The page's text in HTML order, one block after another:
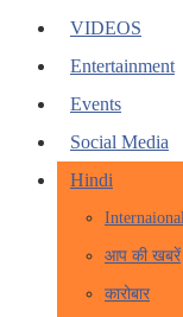
VIDEOS
Entertainment
Events
Social Media
Hindi
आप की खबरें
कारोबार